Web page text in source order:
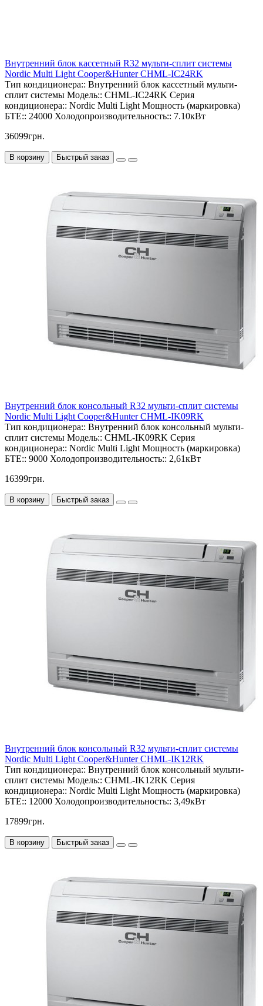
Внутренний блок кассетный R32 мульти-сплит системы
Nordic Multi Light Cooper&Hunter CHML-IC24RK
Тип кондиционера:: Внутренний блок кассетный мульти-
сплит системы Модель:: CHML-IC24RK Серия
кондиционера:: Nordic Multi Light Мощность (маркировка)
БТЕ:: 24000 Холодопроизводительность:: 7.10кВт
36099грн.
В корзину Быстрый заказ
Внутренний блок консольный R32 мульти-сплит системы
Nordic Multi Light Cooper&Hunter CHML-IK09RK
Тип кондиционера:: Внутренний блок консольный мульти-
сплит системы Модель:: CHML-IK09RK Серия
кондиционера:: Nordic Multi Light Мощность (маркировка)
БТЕ:: 9000 Холодопроизводительность:: 2,61кВт
16399грн.
В корзину Быстрый заказ
Внутренний блок консольный R32 мульти-сплит системы
Nordic Multi Light Cooper&Hunter CHML-IK12RK
Тип кондиционера:: Внутренний блок консольный мульти-
сплит системы Модель:: CHML-IK12RK Серия
кондиционера:: Nordic Multi Light Мощность (маркировка)
БТЕ:: 12000 Холодопроизводительность:: 3,49кВт
17899грн.
В корзину Быстрый заказ